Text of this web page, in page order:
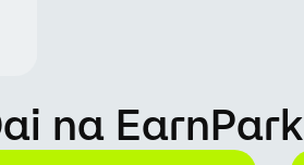
na EarnPark